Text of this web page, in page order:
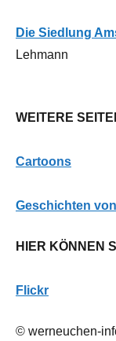
Die Siedlung
Lehmann
WEITERE
Cartoons
Geschichten
HIER KÖNNEN
Flickr
© werneuchen-